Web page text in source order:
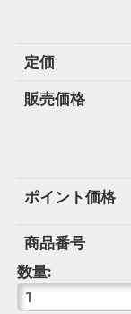
定価
販売価格
ポイント価格
商品番号
数量: